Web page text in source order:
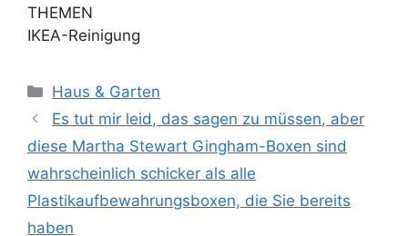
THEMEN
IKEA-Reinigung
Kategorien
Haus & Garten
Es tut mir leid, das sagen zu müssen, aber
diese Martha Stewart Gingham-Boxen sind
wahrscheinlich schicker als alle
Plastikaufbewahrungsboxen, die Sie bereits
haben